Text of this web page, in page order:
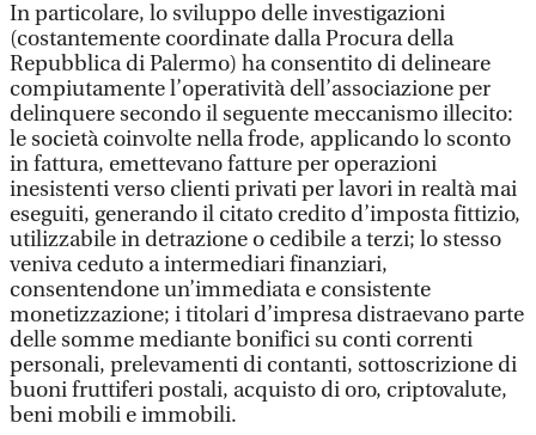
In particolare, lo sviluppo delle investigazioni
(costantemente coordinate dalla Procura della
Repubblica di Palermo) ha consentito di delineare
compiutamente l’operatività dell’associazione per
delinquere secondo il seguente meccanismo illecito:
le società coinvolte nella frode, applicando lo sconto
in fattura, emettevano fatture per operazioni
inesistenti verso clienti privati per lavori in realtà mai
eseguiti, generando il citato credito d’imposta fittizio,
utilizzabile in detrazione o cedibile a terzi; lo stesso
veniva ceduto a intermediari finanziari,
consentendone un’immediata e consistente
monetizzazione; i titolari d’impresa distraevano parte
delle somme mediante bonifici su conti correnti
personali, prelevamenti di contanti, sottoscrizione di
buoni fruttiferi postali, acquisto di oro, criptovalute,
beni mobili e immobili.